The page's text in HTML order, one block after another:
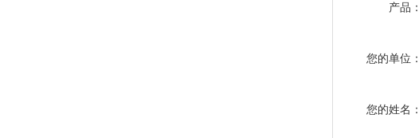
产品：
您的单位：
您的姓名：